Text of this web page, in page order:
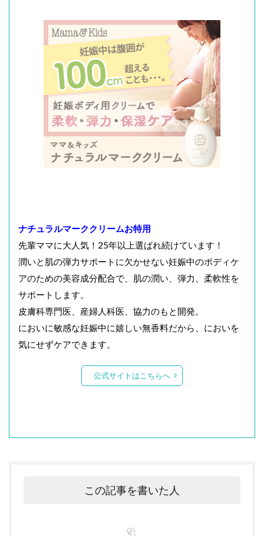
ナチュラルマーククリームお特用
先輩ママに大人気！25年以上選ばれ続けています！
潤いと肌の弾力サポートに欠かせない妊娠中のボディケ
アのための美容成分配合で、肌の潤い、弾力、柔軟性を
サポートします。
皮膚科専門医、産婦人科医、協力のもと開発。
においに敏感な妊娠中に嬉しい無香料だから、においを
気にせずケアできます。
公式サイトはこちらへ
この記事を書いた人